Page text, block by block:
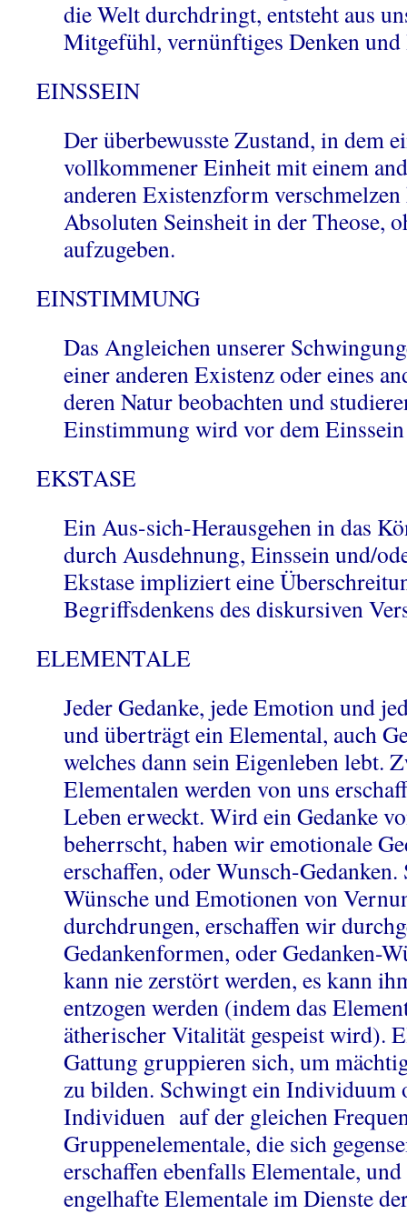
die Welt durchdringt, entsteht aus
Mitgefühl, vernünftiges Denken und
EINSSEIN
Der überbewusste Zustand, in dem
vollkommener Einheit mit einem
anderen Existenzform
Absoluten Seinsheit in der Theose,
aufzugeben.
EINSTIMMUNG
Das Angleichen unserer
einer anderen Existenz oder eines
deren Natur beobachten und
Einstimmung wird vor dem
EKSTASE
Ein Aus-sich-Herausgehen in das
durch Ausdehnung, Einssein und/
Ekstase impliziert eine
Begriffsdenkens des diskursiven
ELEMENTALE
Jeder Gedanke, jede Emotion und
und überträgt ein Elemental, auch
welches dann sein Eigenleben lebt.
Elementalen werden von uns
Leben erweckt. Wird ein Gedanke
beherrscht, haben wir emotionale
erschaffen, oder Wunsch-
Wünsche und Emotionen von
durchdrungen, erschaffen wir
Gedankenformen, oder Gedanken-
kann nie zerstört werden, es kann
entzogen werden (indem das
ätherischer Vitalität gespeist wird).
Gattung gruppieren sich, um
zu bilden. Schwingt ein Individuum
Individuen auf der gleichen
Gruppenelementale, die sich
erschaffen ebenfalls Elementale,
engelhafte Elementale im Dienste